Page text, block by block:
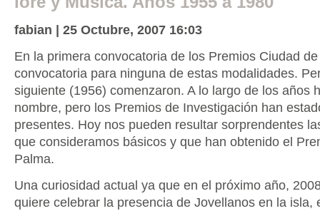
fabian | 25 Octubre, 2007 16:03
En la primera convocatoria de los Premios Ciudad
convocatoria para ninguna de estas modalidades.
siguiente (1956) comenzaron. A lo largo de los años
nombre, pero los Premios de Investigación han
presentes. Hoy nos pueden resultar sorprendentes
que consideramos básicos y que han obtenido el
Palma.
Una curiosidad actual ya que en el próximo año,
quiere celebrar la presencia de Jovellanos en la isla,